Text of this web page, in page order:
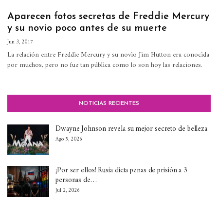
Aparecen fotos secretas de Freddie Mercury
y su novio poco antes de su muerte
Jun 3, 2017
La relación entre Freddie Mercury y su novio Jim Hutton era conocida
por muchos, pero no fue tan pública como lo son hoy las relaciones.
NOTICIAS RECIENTES
Dwayne Johnson revela su mejor secreto de belleza
Ago 5, 2026
¡Por ser ellos! Rusia dicta penas de prisión a 3
personas de…
Jul 2, 2026